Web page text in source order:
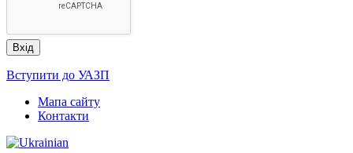
Вступити до УАЗП
Мапа сайту
Контакти